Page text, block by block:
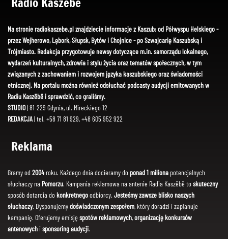
Na stronie radiokaszebe.pl znajdziecie informacje z Kaszub: od Półwyspu Helskiego -
przez Wejherowo, Lębork, Słupsk, Bytów i Chojnice - po Szwajcarię Kaszubską i
Trójmiasto. Redakcja przygotowuje newsy dotyczące m.in. samorządu lokalnego,
wydarzeń kulturalnych, zdrowia i stylu życia oraz tematów społecznych, w tym
związanych z zachowaniem i rozwojem języka kaszubskiego oraz świadomości
etnicznej. Na portalu można również odsłuchać podcasty audycji emitowanych w
Radiu Kaszëbë i sprawdzić, co graliśmy.
STUDIO| 81-229 Gdynia, ul. Mireckiego 12
REDAKCJA| tel. +58 71 81 929, +48 605 952 922
Reklama
Gramy od 2004roku. Każdego dnia docieramy do ponad 1 miliona potencjalnych
słuchaczy na Pomorzu. Kampania reklamowa na antenie Radia Kaszëbë toskuteczny
sposób dotarcia dokonkretnegoodbiorcy. Jesteśmy zawsze blisko naszych
słuchaczy. Dysponujemydoświadczonym zespołem, który doradzi i zaplanuje
kampanię. Oferujemy emisję spotów reklamowych,organizację konkursów
antenowychi sponsoring audycji.